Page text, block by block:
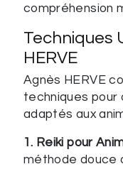
compréhension
Techniques
HERVE
Agnès HERVE
techniques pour
adaptés aux
1. Reiki pour
méthode douce